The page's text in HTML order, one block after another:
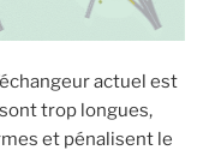
actuel est
trop longues,
et pénalisent le